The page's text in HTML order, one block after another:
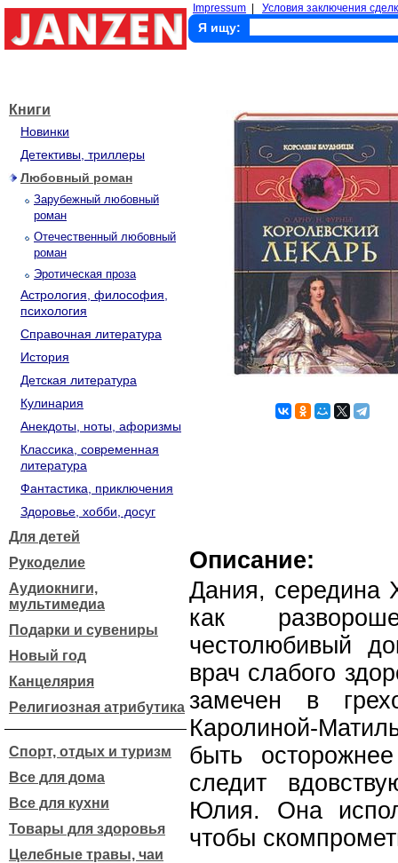
Impressum Условия заключения
Я ищу:
Книги
Новинки
Детективы, триллеры
Любовный роман
Зарубежный любовный
роман
Отечественный любовный
роман
Эротическая проза
Астрология, философия,
психология
Справочная литература
История
Детская литература
Кулинария
Анекдоты, ноты, афоризмы
Классика, современная
литература
Фантастика, приключения
Здоровье, хобби, досуг
Для детей
Рукоделие
Аудиокниги,
мультимедиа
Подарки и сувениры
Новый год
Канцелярия
Религиозная атрибутика
Спорт, отдых и туризм
Все для дома
Все для кухни
Товары для здоровья
Целебные травы, чаи
Описание:
Дания, середина
как
честолюбивый
врач слабого
замечен в
Каролиной-
быть
следит
Юлия. Она
чтобы